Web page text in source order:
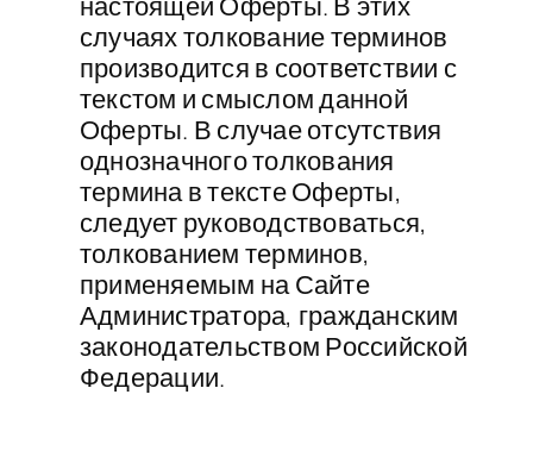
случаях толкование терминов
производится в соответствии с
текстом и смыслом данной
Оферты. В случае отсутствия
однозначного толкования
термина в тексте Оферты,
следует руководствоваться,
толкованием терминов,
применяемым на Сайте
Администратора, гражданским
законодательством Российской
Федерации.